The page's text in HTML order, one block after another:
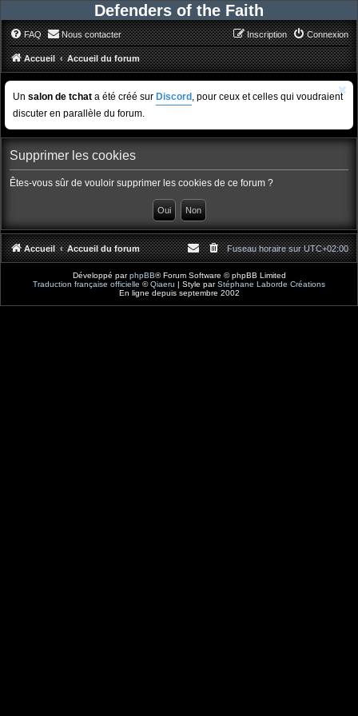
Defenders of the Faith
FAQ Nous contacter Connexion
Inscription
Accueil Accueil du forum
Un salon de tchat a été créé sur Discord , pour ceux et celles qui voudraient
discuter en parallèle du forum.
Supprimer les cookies
Êtes-vous sûr de vouloir supprimer les cookies de ce forum ?
Accueil Accueil du forum Fuseau horaire surUTC+02:00
Développé parphpBB® Forum Software © phpBB Limited
Traduction française officielle ©Qiaeru | Style parStéphane Laborde Créations
En ligne depuis septembre 2002